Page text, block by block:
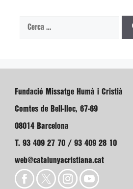
Cerca:
Fundació Missatge Humà i Cristià
Comtes de Bell-lloc, 67-69
08014 Barcelona
T. 93 409 27 70 / 93 409 28 10
web@catalunyacristiana.cat